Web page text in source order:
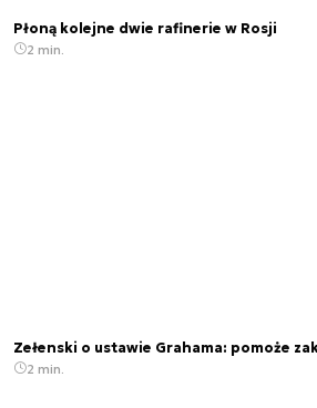
Płoną kolejne dwie rafinerie w Rosji
2 min.
Zełenski o ustawie Grahama: pomoże
2 min.